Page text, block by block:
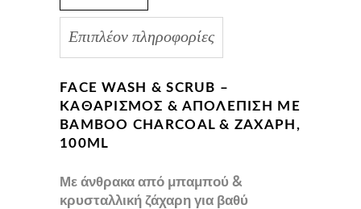
Επιπλέον πληροφορίες
FACE WASH & SCRUB –
ΚΑΘΑΡΙΣΜΌΣ & ΑΠΟΛΈΠΙΣΗ ΜΕ
BAMBOO CHARCOAL & ΖΆΧΑΡΗ,
100ML
Με άνθρακα από μπαμπού &
κρυσταλλική ζάχαρη για βαθύ